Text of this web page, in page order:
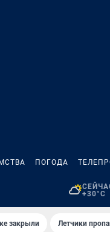
ПОГОДА
+30°C
закрыли Летчики